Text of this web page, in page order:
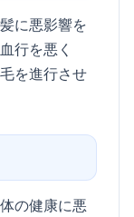
に悪影響を
行を悪く
を進行させ
の健康に悪